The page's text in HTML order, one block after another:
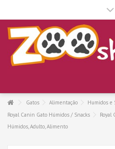
Gatos Alimentação
Humidos e
Royal Canin Gato Húmidos / Snacks
Royal
Húmidos, Adulto, Alimento